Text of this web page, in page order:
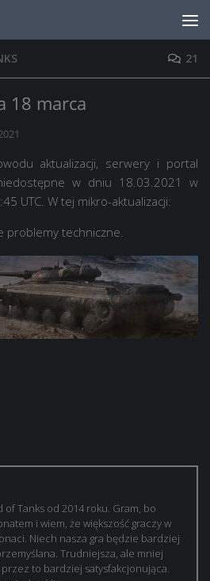
21
18 marca
aktualizacji, serwery i portal
w dniu 18.03.2021 w
UTC. W tej mikro-aktualizacji:
problemy techniczne.
of Tanks od 2014 roku. Gram, bo
i wiem, że większość graczy w
Niech nasza gra będzie bardziej
Trudniejsza, ale mniej
przez to bardziej satysfakcjonująca.